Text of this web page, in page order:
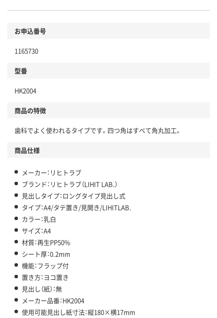
お申込番号
1165730
型番
HK2004
商品の特徴
歯科でよく使われるタイプです。四つ角はすべて角丸加工。
商品仕様
メーカー：リヒトラブ
ブランド：リヒトラブ（LIHIT LAB.）
見出しタイプ：ロングタイプ見出し式
タイプ：A4/タテ置き/見開き/LIHITLAB.
カラー：乳白
サイズ：A4
材質：再生PP50%
シート厚：0.2mm
機能：フラップ付
置き方：ヨコ置き
見出し（紙）：無
メーカー品番：HK2004
使用可能見出し紙寸法：縦180×横17mm